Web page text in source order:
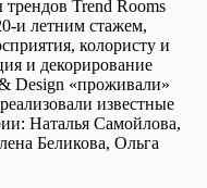
Trend Rooms
и летним стажем,
колористу и
и декорирование
Design «проживали»
известные
Наталья Самойлова,
Беликова, Ольга